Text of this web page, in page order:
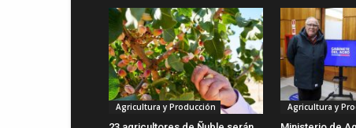
Agricultura y Producción Agricultura y